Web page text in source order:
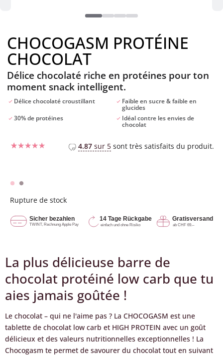
CHOCOGASM PROTÉINE
CHOCOLAT
Délice chocolaté riche en protéines pour ton
moment snack intelligent.
Délice chocolaté croustillant
Faible en sucre & faible en
glucides
30% de protéines
Idéal contre les envies de
chocolat
client
4.87sur 5sont très satisfaits du produit.
Rupture de stock
La plus délicieuse barre de
chocolat protéiné low carb que tu
aies jamais goûtée !
Le chocolat – qui ne l'aime pas ? La CHOCOGASM est une
tablette de chocolat low carb et HIGH PROTEIN avec un goût
délicieux et des valeurs nutritionnelles exceptionnelles ! La
Chocogasm te permet de savourer du chocolat tout en suivant